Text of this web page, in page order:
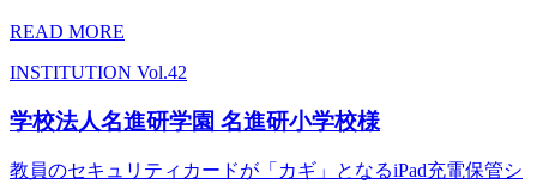
READ MORE
INSTITUTION Vol.42
学校法人名進研学園 名進研小学校様
教員のセキュリティカードが「カギ」となるiPad充電保管シ